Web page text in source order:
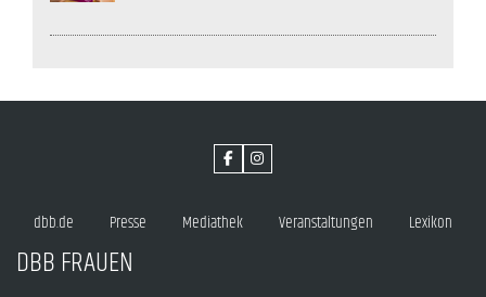
dbb.de Presse Mediathek Veranstaltungen Lexikon
DBB FRAUEN